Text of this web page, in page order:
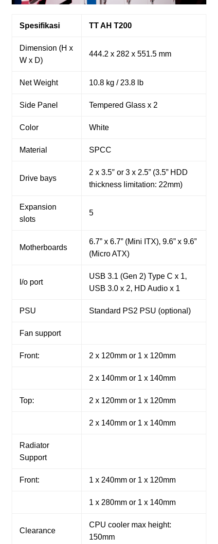
Spesifikasi TT AH T200
Dimension (H x
W x D)
444.2 x 282 x 551.5 mm
Net Weight 10.8 kg / 23.8 lb
Side Panel Tempered Glass x 2
Color White
Material SPCC
Drive bays
2 x 3.5″ or 3 x 2.5” (3.5” HDD
thickness limitation: 22mm)
Expansion
slots
5
Motherboards
6.7” x 6.7” (Mini ITX), 9.6” x 9.6”
(Micro ATX)
I/o port
USB 3.1 (Gen 2) Type C x 1,
USB 3.0 x 2, HD Audio x 1
PSU Standard PS2 PSU (optional)
Fan support
Front: 2 x 120mm or 1 x 120mm
2 x 140mm or 1 x 140mm
Top: 2 x 120mm or 1 x 120mm
2 x 140mm or 1 x 140mm
Radiator
Support
Front: 1 x 240mm or 1 x 120mm
1 x 280mm or 1 x 140mm
Clearance
CPU cooler max height:
150mm